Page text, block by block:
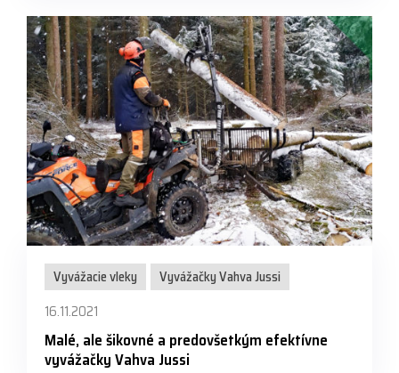
Vyvážacie vleky
Vyvážačky Vahva Jussi
16.11.2021
Malé, ale šikovné a predovšetkým efektívne
vyvážačky Vahva Jussi